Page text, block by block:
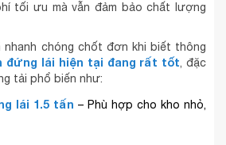
tối ưu mà vẫn đảm bảo chất lượng
nhanh chóng chốt đơn khi biết thông
đứng lái hiện tại đang rất tốt, đặc
tải phổ biến như:
lái 1.5 tấn – Phù hợp cho kho nhỏ,